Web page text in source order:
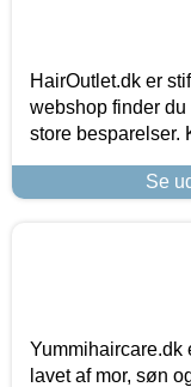
HairOutlet.dk er
webshop finder
store besparelser.
Se
Yummihaircare.dk
lavet af mor, søn